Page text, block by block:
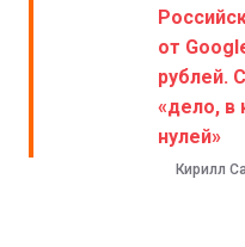
от
рублей.
«дело, в
нулей»
Кирилл